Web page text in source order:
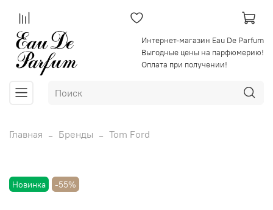
Интернет-магазин Eau De Parfum
Выгодные цены на парфюмерию!
Оплата при получении!
Главная Бренды Tom Ford
Новинка -55%